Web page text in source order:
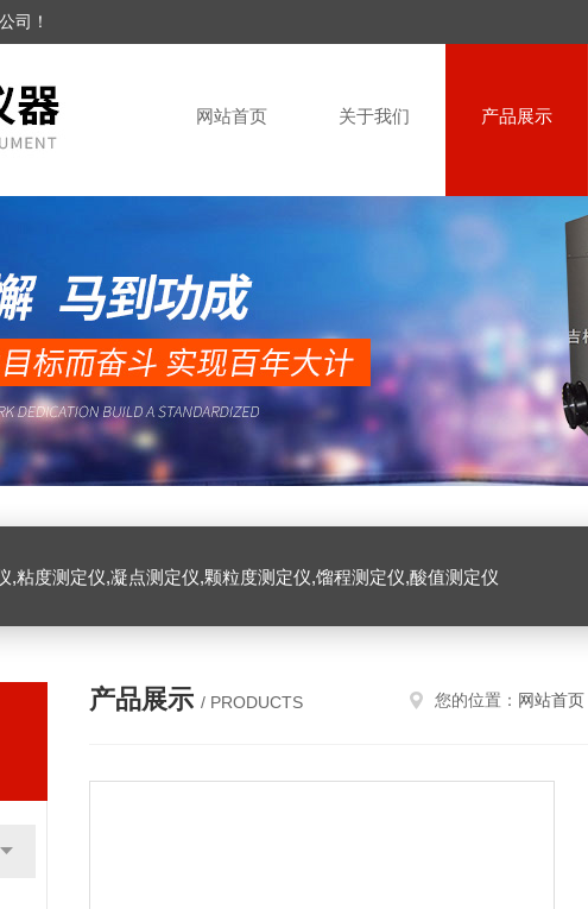
司！
网站首页 关于我们 产品展示
,粘度测定仪,凝点测定仪,颗粒度测定仪,馏程测定仪,酸值测定仪
产品展示 / PRODUCTS 您的位置： 网站首页